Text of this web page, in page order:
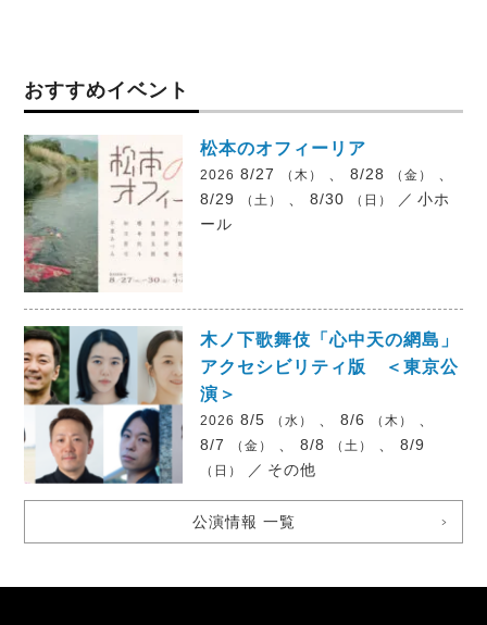
おすすめイベント
松本のオフィーリア
2026 8/27 （木） 、 8/28 （金）
8/29
（土） 、 8/30 （日） ／ 小ホ
ール
木ノ下歌舞伎「心中天の網島」
アクセシビリティ版 ＜東京公
演＞
2026 8/5 （水） 、 8/6 （木）
8/7
（金） 、 8/8 （土） 、 8/9
（日） ／ その他
公演情報 一覧